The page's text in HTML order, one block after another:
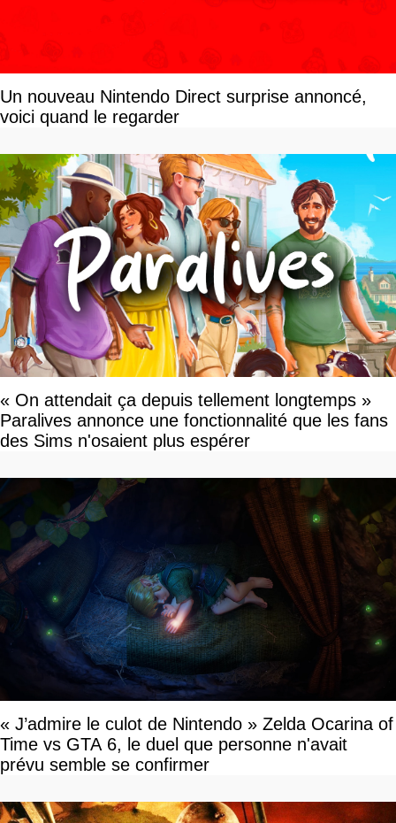
Un nouveau Nintendo Direct surprise annoncé,
voici quand le regarder
« On attendait ça depuis tellement longtemps »
Paralives annonce une fonctionnalité que les fans
des Sims n'osaient plus espérer
« J’admire le culot de Nintendo » Zelda Ocarina of
Time vs GTA 6, le duel que personne n'avait
prévu semble se confirmer